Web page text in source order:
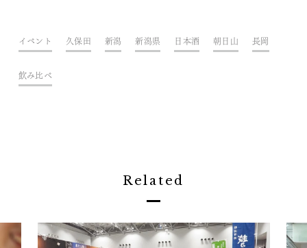
イベント 久保田 新潟 新潟県 日本酒 朝日山 長岡
飲み比べ
Related